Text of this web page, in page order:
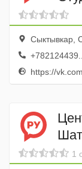
Сыктывкар,
+782124439...
https://
1